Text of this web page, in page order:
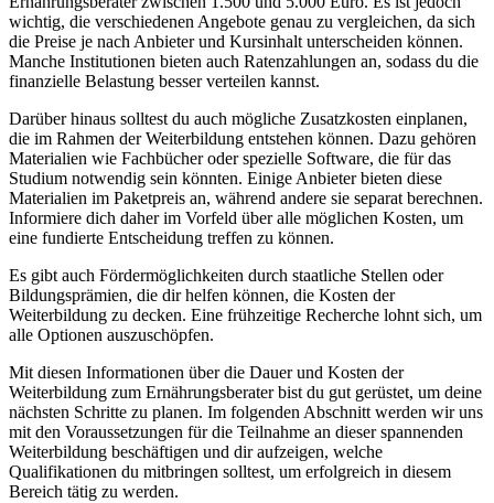
wichtig, die verschiedenen Angebote genau zu vergleichen, da sich
die Preise je nach Anbieter und Kursinhalt unterscheiden können.
Manche Institutionen bieten auch Ratenzahlungen an, sodass du die
finanzielle Belastung besser verteilen kannst.
Darüber hinaus solltest du auch mögliche Zusatzkosten einplanen,
die im Rahmen der Weiterbildung entstehen können. Dazu gehören
Materialien wie Fachbücher oder spezielle Software, die für das
Studium notwendig sein könnten. Einige Anbieter bieten diese
Materialien im Paketpreis an, während andere sie separat berechnen.
Informiere dich daher im Vorfeld über alle möglichen Kosten, um
eine fundierte Entscheidung treffen zu können.
Es gibt auch Fördermöglichkeiten durch staatliche Stellen oder
Bildungsprämien, die dir helfen können, die Kosten der
Weiterbildung zu decken. Eine frühzeitige Recherche lohnt sich, um
alle Optionen auszuschöpfen.
Mit diesen Informationen über die Dauer und Kosten der
Weiterbildung zum Ernährungsberater bist du gut gerüstet, um deine
nächsten Schritte zu planen. Im folgenden Abschnitt werden wir uns
mit den Voraussetzungen für die Teilnahme an dieser spannenden
Weiterbildung beschäftigen und dir aufzeigen, welche
Qualifikationen du mitbringen solltest, um erfolgreich in diesem
Bereich tätig zu werden.